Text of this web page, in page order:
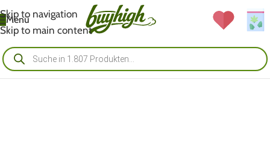
Skip to navigation
Skip to main content
Menü